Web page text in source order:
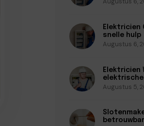
Elektricien
snelle hulp
Augustus 6,
Elektricien
elektrische
Augustus 5,